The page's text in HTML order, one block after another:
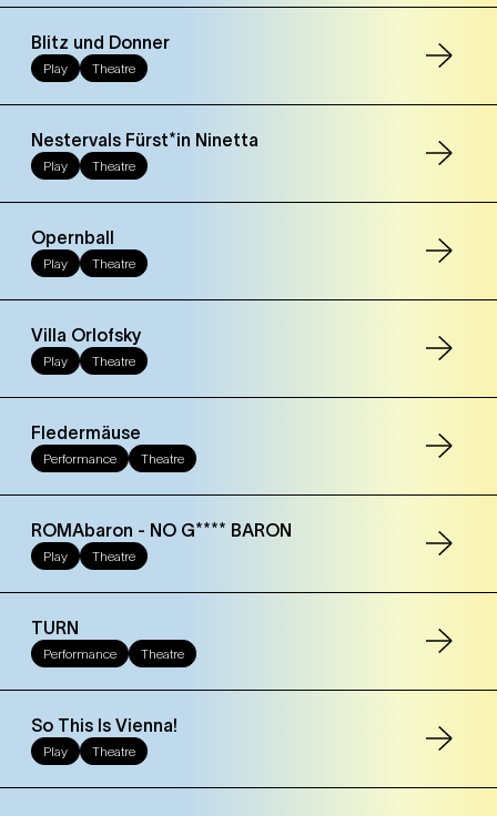
Blitz und Donner
Play Theatre
Nestervals Fürst*in Ninetta
Play Theatre
Opernball
Play Theatre
Villa Orlofsky
Play Theatre
Fledermäuse
Performance Theatre
ROMAbaron - NO G**** BARON
Play Theatre
TURN
Performance Theatre
So This Is Vienna!
Play Theatre